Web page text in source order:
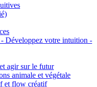
- Développez votre intuition -
agir sur le futur
animale et végétale
et flow créatif